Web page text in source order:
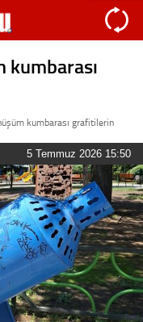
kumbarası
kumbarası grafitilerin
5 Temmuz 2026 15:50